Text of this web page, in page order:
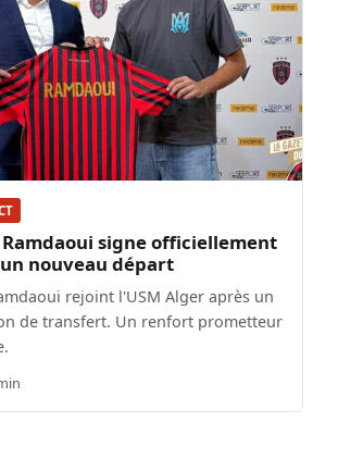
signe officiellement
un nouveau départ
rejoint l'USM Alger après un
de transfert. Un renfort prometteur